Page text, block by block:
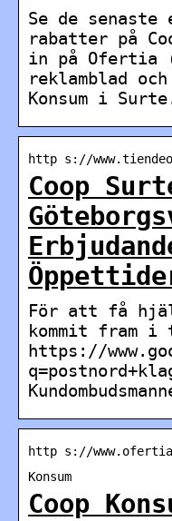
Se de senaste
rabatter på
in på Ofertia
reklamblad
Konsum i
http s://
Coop
För att få
kommit fram
https://
http s://
Konsum
Coop